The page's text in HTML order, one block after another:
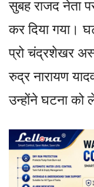
सुबह राजद नेता
कर दिया गया।
प्रो चंद्रशेखर
रुद्र नारायण
उन्होंने घटना को